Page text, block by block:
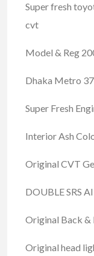
Super fresh
cvt
Model & Reg
Dhaka Metro
Super Fresh
Interior Ash
Original CVT
DOUBLE SRS
Original Back &
Original head